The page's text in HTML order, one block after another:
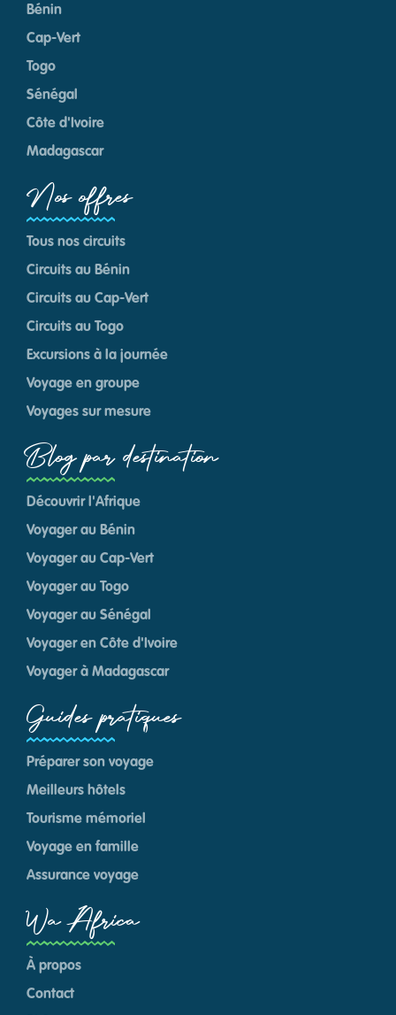
Bénin
Cap-Vert
Togo
Sénégal
Côte d'Ivoire
Madagascar
Nos offres
Tous nos circuits
Circuits au Bénin
Circuits au Cap-Vert
Circuits au Togo
Excursions à la journée
Voyage en groupe
Voyages sur mesure
Blog par destination
Découvrir l'Afrique
Voyager au Bénin
Voyager au Cap-Vert
Voyager au Togo
Voyager au Sénégal
Voyager en Côte d'Ivoire
Voyager à Madagascar
Guides pratiques
Préparer son voyage
Meilleurs hôtels
Tourisme mémoriel
Voyage en famille
Assurance voyage
Wa Africa
À propos
Contact